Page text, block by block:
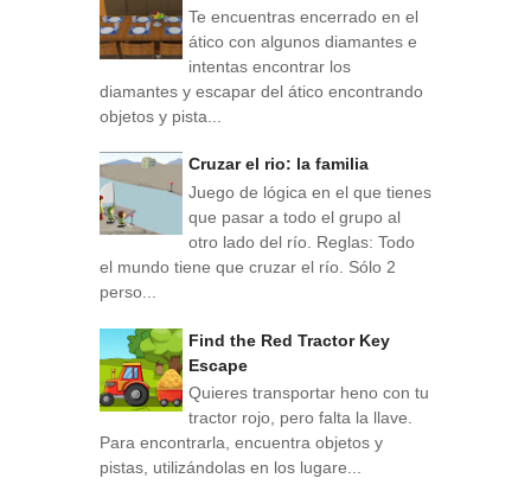
Te encuentras encerrado en el
ático con algunos diamantes e
intentas encontrar los
diamantes y escapar del ático encontrando
objetos y pista...
Cruzar el rio: la familia
Juego de lógica en el que tienes
que pasar a todo el grupo al
otro lado del río. Reglas: Todo
el mundo tiene que cruzar el río. Sólo 2
perso...
Find the Red Tractor Key
Escape
Quieres transportar heno con tu
tractor rojo, pero falta la llave.
Para encontrarla, encuentra objetos y
pistas, utilizándolas en los lugare...